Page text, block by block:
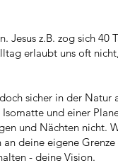
Jesus z.B. zog sich
erlaubt uns oft
sicher in der Natur
und einer
und Nächten nicht.
deine eigene
- deine Vision.